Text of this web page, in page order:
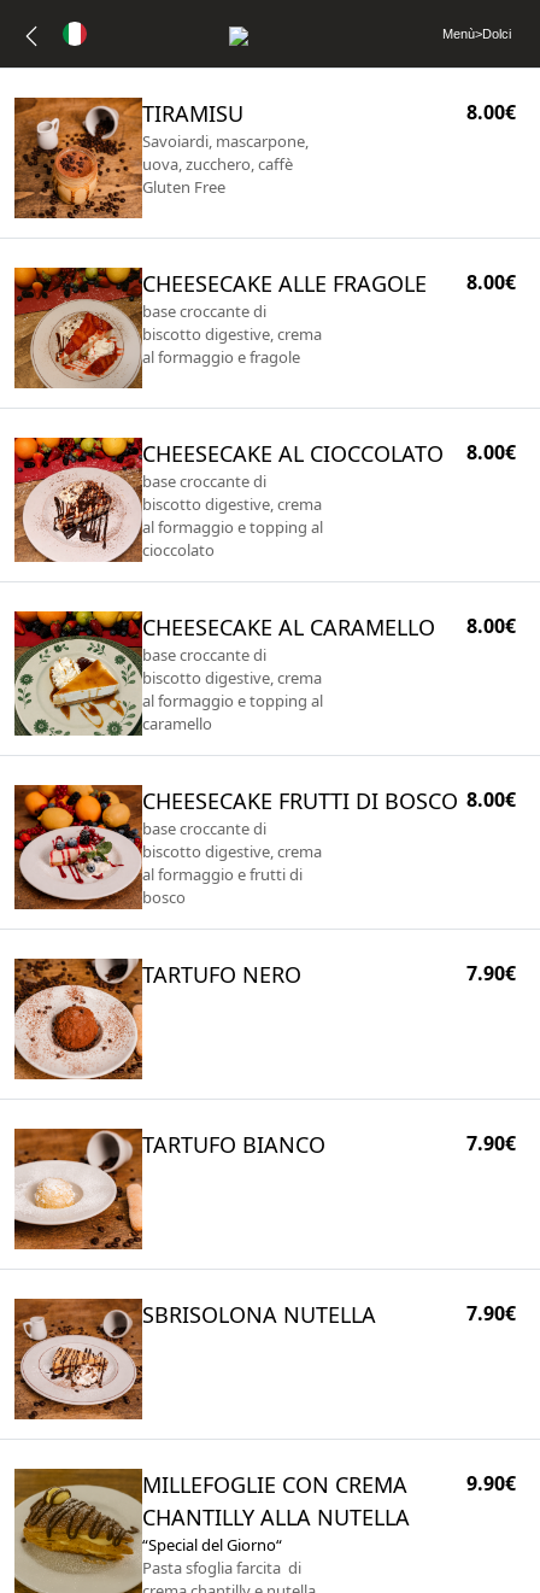
Menù>Dolci
TIRAMISU
Savoiardi, mascarpone,
uova, zucchero, caffè
Gluten Free
8.00€
CHEESECAKE ALLE FRAGOLE
base croccante di
biscotto digestive, crema
al formaggio e fragole
8.00€
CHEESECAKE AL CIOCCOLATO
base croccante di
biscotto digestive, crema
al formaggio e topping al
cioccolato
8.00€
CHEESECAKE AL CARAMELLO
base croccante di
biscotto digestive, crema
al formaggio e topping al
caramello
8.00€
CHEESECAKE FRUTTI DI BOSCO
base croccante di
biscotto digestive, crema
al formaggio e frutti di
bosco
8.00€
TARTUFO NERO 7.90€
TARTUFO BIANCO 7.90€
SBRISOLONA NUTELLA 7.90€
MILLEFOGLIE CON CREMA
CHANTILLY ALLA NUTELLA
“Special del Giorno“
Pasta sfoglia farcita di
9.90€